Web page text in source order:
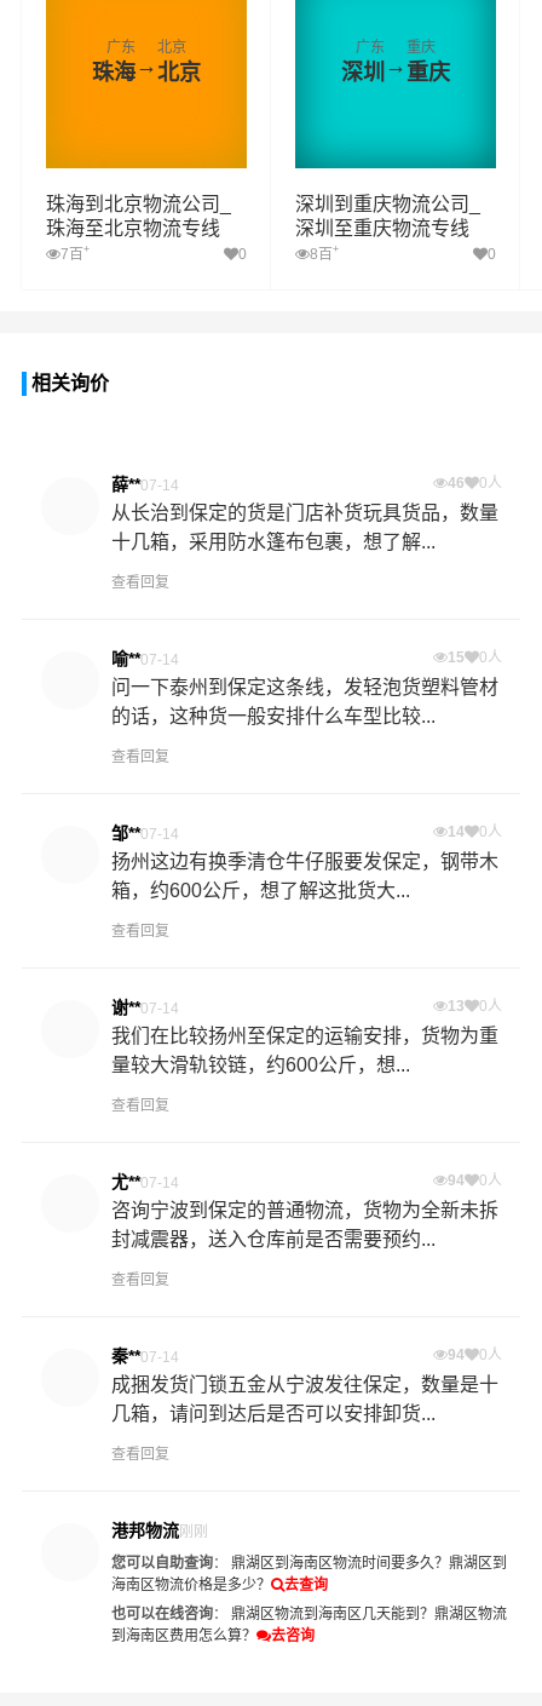
广东
珠海→
北京
北京
珠海到北京物流公司_
珠海至北京物流专线
7百+ 0
广东
深圳 →
重庆
重庆
深圳到重庆物流公司_
深圳至重庆物流专线
8百+ 0
相关询价
薛**07-14 46 0人
从长治到保定的货是门店补货玩具货品，数量
十几箱，采用防水篷布包裹，想了解...
查看回复
喻**07-14 15 0人
问一下泰州到保定这条线，发轻泡货塑料管材
的话，这种货一般安排什么车型比较...
查看回复
邹**07-14 14 0人
扬州这边有换季清仓牛仔服要发保定，钢带木
箱，约600公斤，想了解这批货大...
查看回复
谢**07-14 13 0人
我们在比较扬州至保定的运输安排，货物为重
量较大滑轨铰链，约600公斤，想...
查看回复
尤**07-14 94 0人
咨询宁波到保定的普通物流，货物为全新未拆
封减震器，送入仓库前是否需要预约...
查看回复
秦**07-14 94 0人
成捆发货门锁五金从宁波发往保定，数量是十
几箱，请问到达后是否可以安排卸货...
查看回复
港邦物流刚刚
您可以自助查询： 鼎湖区到海南区物流时间要多久？ 鼎湖区到
海南区物流价格是多少？
去查询
也可以在线咨询： 鼎湖区物流到海南区几天能到？ 鼎湖区物流
到海南区费用怎么算？
去咨询